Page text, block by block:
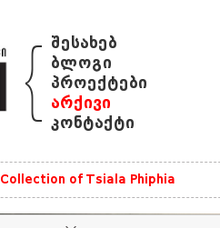
{ შესახებ
ბლოგი
პროექტები
არქივი
კონტაქტი
Collection of Tsiala Phiphia